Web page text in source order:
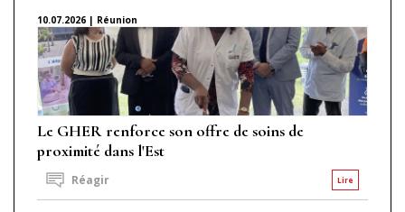
10.07.2026 | Réunion
Le GHER renforce son offre de soins de
proximité dans l'Est
Lire
Réagir